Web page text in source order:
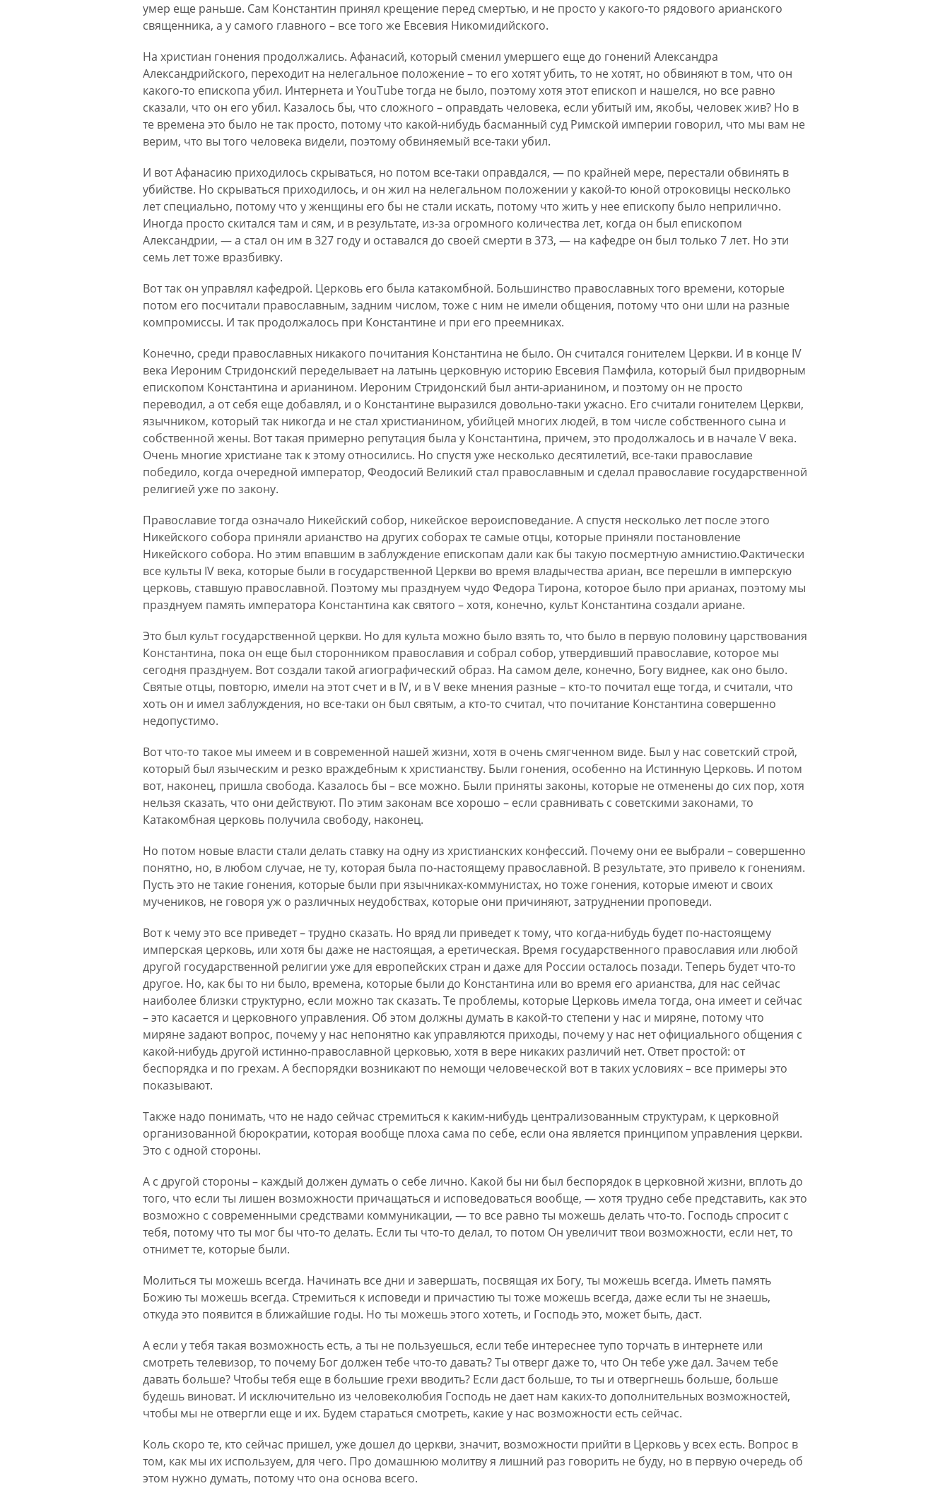
умер еще раньше. Сам Константин принял крещение перед смертью, и не просто у какого-то рядового арианского
священника, а у самого главного – все того же Евсевия Никомидийского.
На христиан гонения продолжались. Афанасий, который сменил умершего еще до гонений Александра
Александрийского, переходит на нелегальное положение – то его хотят убить, то не хотят, но обвиняют в том, что он
какого-то епископа убил. Интернета и YouTube тогда не было, поэтому хотя этот епископ и нашелся, но все равно
сказали, что он его убил. Казалось бы, что сложного – оправдать человека, если убитый им, якобы, человек жив? Но в
те времена это было не так просто, потому что какой-нибудь басманный суд Римской империи говорил, что мы вам не
верим, что вы того человека видели, поэтому обвиняемый все-таки убил.
И вот Афанасию приходилось скрываться, но потом все-таки оправдался, — по крайней мере, перестали обвинять в
убийстве. Но скрываться приходилось, и он жил на нелегальном положении у какой-то юной отроковицы несколько
лет специально, потому что у женщины его бы не стали искать, потому что жить у нее епископу было неприлично.
Иногда просто скитался там и сям, и в результате, из-за огромного количества лет, когда он был епископом
Александрии, — а стал он им в 327 году и оставался до своей смерти в 373, — на кафедре он был только 7 лет. Но эти
семь лет тоже вразбивку.
Вот так он управлял кафедрой. Церковь его была катакомбной. Большинство православных того времени, которые
потом его посчитали православным, задним числом, тоже с ним не имели общения, потому что они шли на разные
компромиссы. И так продолжалось при Константине и при его преемниках.
Конечно, среди православных никакого почитания Константина не было. Он считался гонителем Церкви. И в конце IV
века Иероним Стридонский переделывает на латынь церковную историю Евсевия Памфила, который был придворным
епископом Константина и арианином. Иероним Стридонский был анти-арианином, и поэтому он не просто
переводил, а от себя еще добавлял, и о Константине выразился довольно-таки ужасно. Его считали гонителем Церкви,
язычником, который так никогда и не стал христианином, убийцей многих людей, в том числе собственного сына и
собственной жены. Вот такая примерно репутация была у Константина, причем, это продолжалось и в начале V века.
Очень многие христиане так к этому относились. Но спустя уже несколько десятилетий, все-таки православие
победило, когда очередной император, Феодосий Великий стал православным и сделал православие государственной
религией уже по закону.
Православие тогда означало Никейский собор, никейское вероисповедание. А спустя несколько лет после этого
Никейского собора приняли арианство на других соборах те самые отцы, которые приняли постановление
Никейского собора. Но этим впавшим в заблуждение епископам дали как бы такую посмертную амнистию.Фактически
все культы IV века, которые были в государственной Церкви во время владычества ариан, все перешли в имперскую
церковь, ставшую православной. Поэтому мы празднуем чудо Федора Тирона, которое было при арианах, поэтому мы
празднуем память императора Константина как святого – хотя, конечно, культ Константина создали ариане.
Это был культ государственной церкви. Но для культа можно было взять то, что было в первую половину царствования
Константина, пока он еще был сторонником православия и собрал собор, утвердивший православие, которое мы
сегодня празднуем. Вот создали такой агиографический образ. На самом деле, конечно, Богу виднее, как оно было.
Святые отцы, повторю, имели на этот счет и в IV, и в V веке мнения разные – кто-то почитал еще тогда, и считали, что
хоть он и имел заблуждения, но все-таки он был святым, а кто-то считал, что почитание Константина совершенно
недопустимо.
Вот что-то такое мы имеем и в современной нашей жизни, хотя в очень смягченном виде. Был у нас советский строй,
который был языческим и резко враждебным к христианству. Были гонения, особенно на Истинную Церковь. И потом
вот, наконец, пришла свобода. Казалось бы – все можно. Были приняты законы, которые не отменены до сих пор, хотя
нельзя сказать, что они действуют. По этим законам все хорошо – если сравнивать с советскими законами, то
Катакомбная церковь получила свободу, наконец.
Но потом новые власти стали делать ставку на одну из христианских конфессий. Почему они ее выбрали – совершенно
понятно, но, в любом случае, не ту, которая была по-настоящему православной. В результате, это привело к гонениям.
Пусть это не такие гонения, которые были при язычниках-коммунистах, но тоже гонения, которые имеют и своих
мучеников, не говоря уж о различных неудобствах, которые они причиняют, затруднении проповеди.
Вот к чему это все приведет – трудно сказать. Но вряд ли приведет к тому, что когда-нибудь будет по-настоящему
имперская церковь, или хотя бы даже не настоящая, а еретическая. Время государственного православия или любой
другой государственной религии уже для европейских стран и даже для России осталось позади. Теперь будет что-то
другое. Но, как бы то ни было, времена, которые были до Константина или во время его арианства, для нас сейчас
наиболее близки структурно, если можно так сказать. Те проблемы, которые Церковь имела тогда, она имеет и сейчас
– это касается и церковного управления. Об этом должны думать в какой-то степени у нас и миряне, потому что
миряне задают вопрос, почему у нас непонятно как управляются приходы, почему у нас нет официального общения с
какой-нибудь другой истинно-православной церковью, хотя в вере никаких различий нет. Ответ простой: от
беспорядка и по грехам. А беспорядки возникают по немощи человеческой вот в таких условиях – все примеры это
показывают.
Также надо понимать, что не надо сейчас стремиться к каким-нибудь централизованным структурам, к церковной
организованной бюрократии, которая вообще плоха сама по себе, если она является принципом управления церкви.
Это с одной стороны.
А с другой стороны – каждый должен думать о себе лично. Какой бы ни был беспорядок в церковной жизни, вплоть до
того, что если ты лишен возможности причащаться и исповедоваться вообще, — хотя трудно себе представить, как это
возможно с современными средствами коммуникации, — то все равно ты можешь делать что-то. Господь спросит с
тебя, потому что ты мог бы что-то делать. Если ты что-то делал, то потом Он увеличит твои возможности, если нет, то
отнимет те, которые были.
Молиться ты можешь всегда. Начинать все дни и завершать, посвящая их Богу, ты можешь всегда. Иметь память
Божию ты можешь всегда. Стремиться к исповеди и причастию ты тоже можешь всегда, даже если ты не знаешь,
откуда это появится в ближайшие годы. Но ты можешь этого хотеть, и Господь это, может быть, даст.
А если у тебя такая возможность есть, а ты не пользуешься, если тебе интереснее тупо торчать в интернете или
смотреть телевизор, то почему Бог должен тебе что-то давать? Ты отверг даже то, что Он тебе уже дал. Зачем тебе
давать больше? Чтобы тебя еще в большие грехи вводить? Если даст больше, то ты и отвергнешь больше, больше
будешь виноват. И исключительно из человеколюбия Господь не дает нам каких-то дополнительных возможностей,
чтобы мы не отвергли еще и их. Будем стараться смотреть, какие у нас возможности есть сейчас.
Коль скоро те, кто сейчас пришел, уже дошел до церкви, значит, возможности прийти в Церковь у всех есть. Вопрос в
том, как мы их используем, для чего. Про домашнюю молитву я лишний раз говорить не буду, но в первую очередь об
этом нужно думать, потому что она основа всего.